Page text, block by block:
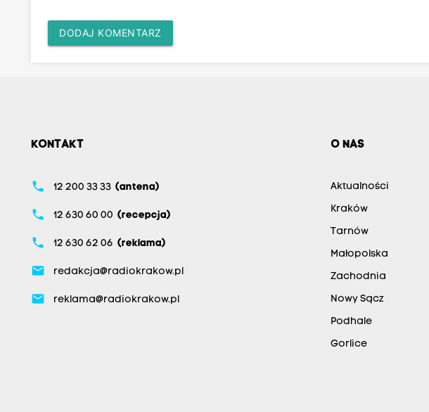
DODAJ KOMENTARZ
KONTAKT
phone 12 200 33 33 (antena)
phone 12 630 60 00 (recepcja)
phone 12 630 62 06 (reklama)
email redakcja@radiokrakow.pl
email reklama@radiokrakow.pl
O NAS
Aktualności
Kraków
Tarnów
Małopolska
Zachodnia
Nowy Sącz
Podhale
Gorlice